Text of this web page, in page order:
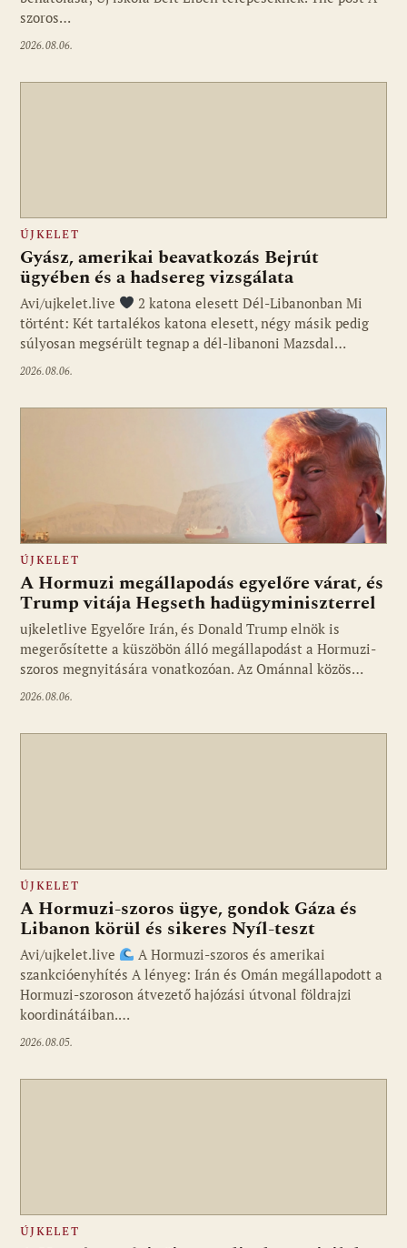
szoros…
2026.08.06.
ÚJKELET
Gyász, amerikai beavatkozás Bejrút
ügyében és a hadsereg vizsgálata
Avi/ujkelet.live
2 katona elesett Dél-Libanonban Mi
történt: Két tartalékos katona elesett, négy másik pedig
súlyosan megsérült tegnap a dél-libanoni Mazsdal…
2026.08.06.
Fotó: ujkelet.live
ÚJKELET
A Hormuzi megállapodás egyelőre várat, és
Trump vitája Hegseth hadügyminiszterrel
ujkeletlive Egyelőre Irán, és Donald Trump elnök is
megerősítette a küszöbön álló megállapodást a Hormuzi-
szoros megnyitására vonatkozóan. Az Ománnal közös…
2026.08.06.
ÚJKELET
A Hormuzi-szoros ügye, gondok Gáza és
Libanon körül és sikeres Nyíl-teszt
Avi/ujkelet.live
A Hormuzi-szoros és amerikai
szankcióenyhítés A lényeg: Irán és Omán megállapodott a
Hormuzi-szoroson átvezető hajózási útvonal földrajzi
koordinátáiban.…
2026.08.05.
ÚJKELET